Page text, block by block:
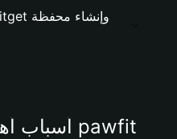
أسباب أهمية استخدام محفظة pawfit